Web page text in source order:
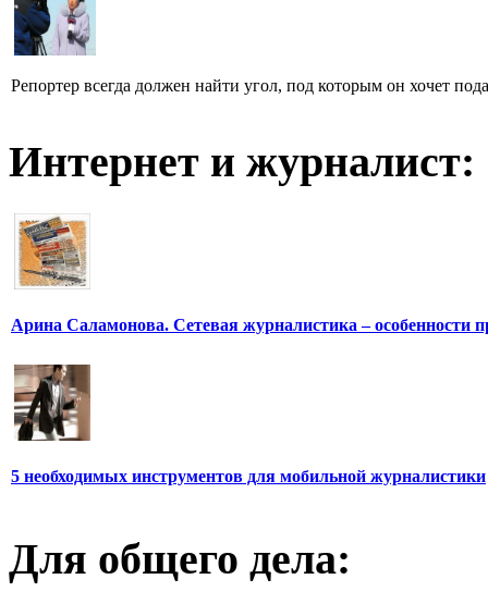
Репортер всегда должен найти угол, под которым он хочет
Интернет и журналист:
Арина Саламонова. Сетевая журналистика – особенности
5 необходимых инструментов для мобильной журналистики
Для общего дела: